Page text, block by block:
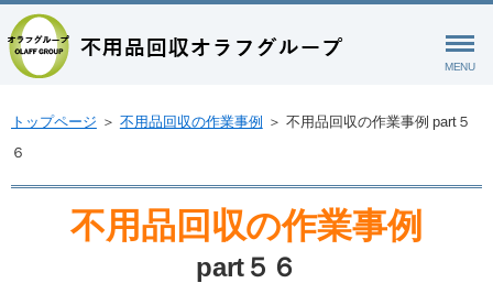
MENU
トップページ ＞ 不用品回収の作業事例 ＞ 不用品回収の作業事例 part５
６
不用品回収の作業事例
part５６